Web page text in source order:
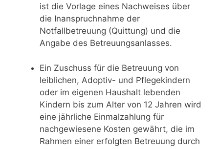
ist die Vorlage eines Nachweises über
die Inanspruchnahme der
Notfallbetreuung (Quittung) und die
Angabe des Betreuungsanlasses.
Ein Zuschuss für die Betreuung von
leiblichen, Adoptiv- und Pflegekindern
oder im eigenen Haushalt lebenden
Kindern bis zum Alter von 12 Jahren wird
eine jährliche Einmalzahlung für
nachgewiesene Kosten gewährt, die im
Rahmen einer erfolgten Betreuung durch